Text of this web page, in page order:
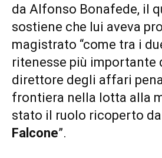
da Alfonso Bonafede, il
sostiene che lui aveva
magistrato “come tra i
ritenesse più importante
direttore degli affari
frontiera nella lotta alla
stato il ruolo ricoperto da
Falcone”.